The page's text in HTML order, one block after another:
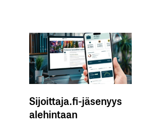
Sijoittaja.fi-jäsenyys
alehintaan